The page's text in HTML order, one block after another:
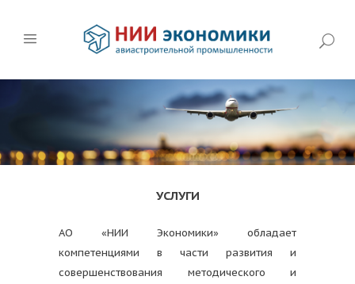
УСЛУГИ
АО «НИИ Экономики» обладает
компетенциями в части развития и
совершенствования методического и